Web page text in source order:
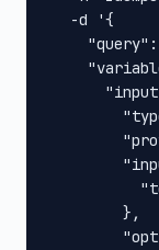
  -d '{
        },